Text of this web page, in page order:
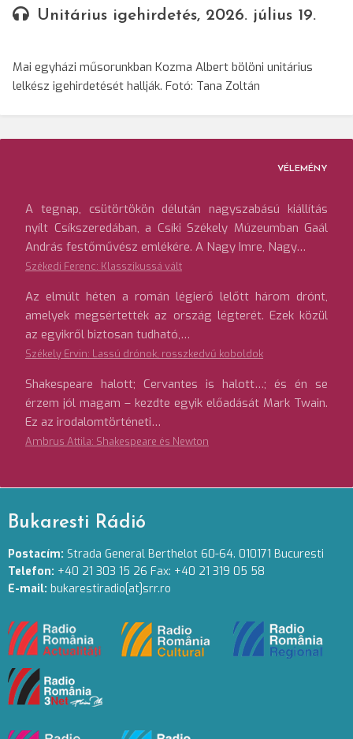
Unitárius igehirdetés, 2026. július 19.
Mai egyházi műsorunkban Kozma Albert bölöni unitárius
lelkész igehirdetését hallják. Fotó: Tana Zoltán
VÉLEMÉNY
A tegnap, csütörtökön délután nagyszabású kiállítás
nyílt Csíkszeredában, a Csíki Székely Múzeumban Gaál
András festőművész emlékére. A Nagy Imre, Nagy…
Székedi Ferenc: Klasszikussá vált
Az elmúlt héten a román légierő lelőtt három drónt,
amelyek megsértették az ország légterét. Ezek közül
az egyikről biztosan tudható,…
Székely Ervin: Lassú drónok, rosszkedvű koboldok
Shakespeare halott; Cervantes is halott…; és én se
érzem jól magam – kezdte egyik előadását Mark Twain.
Ez az irodalomtörténeti…
Ambrus Attila: Shakespeare és Newton
Bukaresti Rádió
Postacím: Strada General Berthelot 60-64. 010171 Bucuresti
Telefon: +40 21 303 15 26 Fax: +40 21 319 05 58
E-mail: bukarestiradio[at]srr.ro